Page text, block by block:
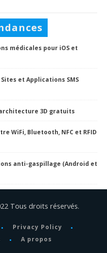
médicales pour iOS et
et Applications SMS
3D gratuits
WiFi, Bluetooth, NFC et RFID
anti-gaspillage (Android et
Tous droits réservés.
Privacy Policy
A propos